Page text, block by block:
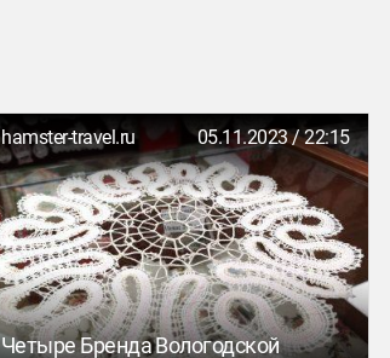
hamster-travel.ru 05.11.2023 / 22:15
Четыре Бренда Вологодской